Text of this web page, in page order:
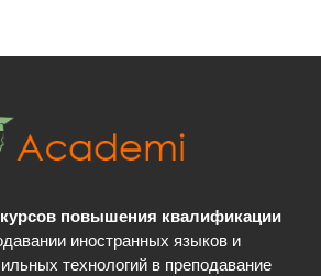
курсов повышения квалификации
иностранных языков и
технологий в преподавание